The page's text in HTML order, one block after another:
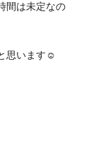
間は未定なの
思います☺️